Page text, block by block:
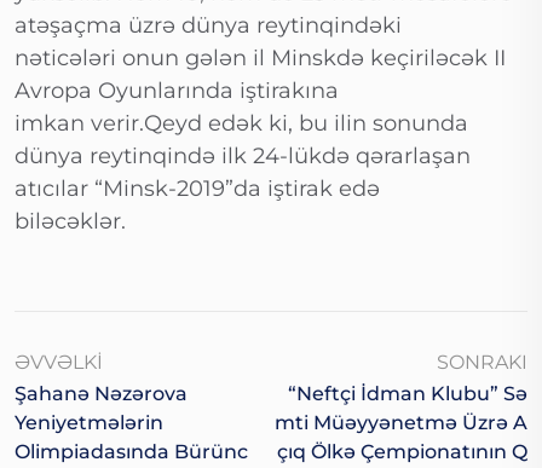
atəşaçma üzrə dünya reytinqindəki
nəticələri onun gələn il Minskdə keçiriləcək II
Avropa Oyunlarında iştirakına
imkan verir.Qeyd edək ki, bu ilin sonunda
dünya reytinqində ilk 24-lükdə qərarlaşan
atıcılar “Minsk-2019”da iştirak edə
biləcəklər.
ƏVVƏLKI
Şahanə Nəzərova
Yeniyetmələrin
Olimpiadasında Bürünc
SONRAKI
“Neftçi İdman Klubu” Sə
Mti Müəyyənetmə Üzrə A
Çıq Ölkə Çempionatının Q